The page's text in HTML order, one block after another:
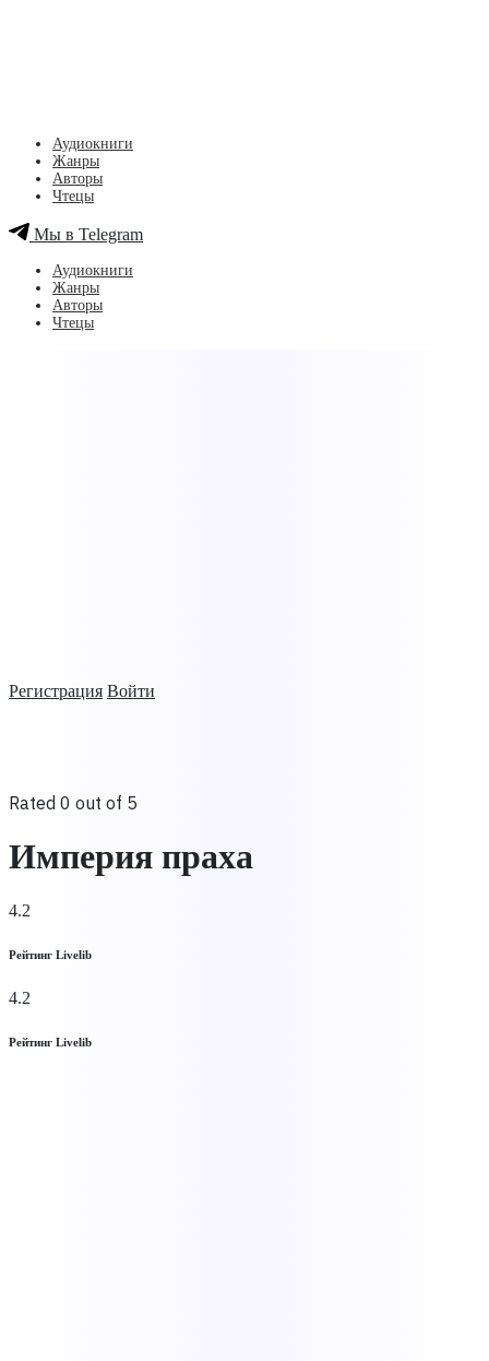
Регистрация Войти
Аудиокниги
Жанры
Авторы
Чтецы
Мы в Telegram
Аудиокниги
Жанры
Авторы
Чтецы
Rated 0 out of 5
Империя праха
4.2
Рейтинг Livelib
4.2
Рейтинг Livelib